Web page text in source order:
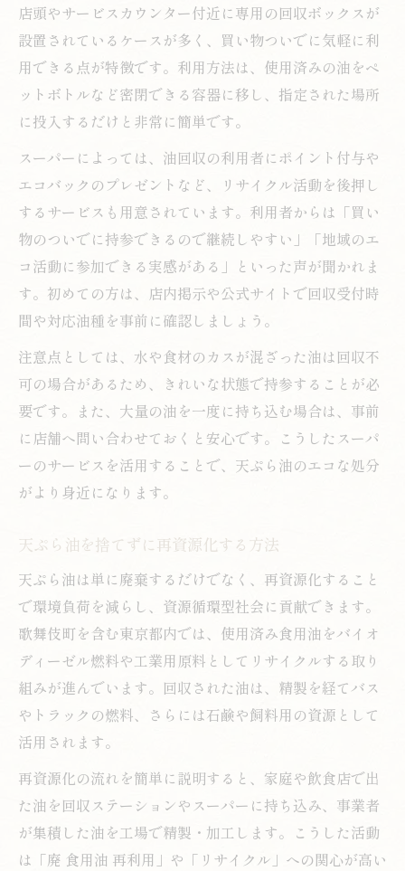
店頭やサービスカウンター付近に専用の回収ボックスが
設置されているケースが多く、買い物ついでに気軽に利
用できる点が特徴です。利用方法は、使用済みの油をペ
ットボトルなど密閉できる容器に移し、指定された場所
に投入するだけと非常に簡単です。
スーパーによっては、油回収の利用者にポイント付与や
エコバックのプレゼントなど、リサイクル活動を後押し
するサービスも用意されています。利用者からは「買い
物のついでに持参できるので継続しやすい」「地域のエ
コ活動に参加できる実感がある」といった声が聞かれま
す。初めての方は、店内掲示や公式サイトで回収受付時
間や対応油種を事前に確認しましょう。
注意点としては、水や食材のカスが混ざった油は回収不
可の場合があるため、きれいな状態で持参することが必
要です。また、大量の油を一度に持ち込む場合は、事前
に店舗へ問い合わせておくと安心です。こうしたスーパ
ーのサービスを活用することで、天ぷら油のエコな処分
がより身近になります。
天ぷら油を捨てずに再資源化する方法
天ぷら油は単に廃棄するだけでなく、再資源化すること
で環境負荷を減らし、資源循環型社会に貢献できます。
歌舞伎町を含む東京都内では、使用済み食用油をバイオ
ディーゼル燃料や工業用原料としてリサイクルする取り
組みが進んでいます。回収された油は、精製を経てバス
やトラックの燃料、さらには石鹸や飼料用の資源として
活用されます。
再資源化の流れを簡単に説明すると、家庭や飲食店で出
た油を回収ステーションやスーパーに持ち込み、事業者
が集積した油を工場で精製・加工します。こうした活動
は「廃 食用油 再利用」や「リサイクル」への関心が高い